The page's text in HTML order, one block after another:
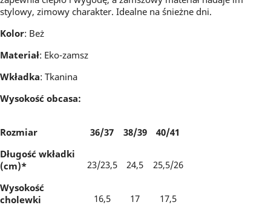
stylowy, zimowy charakter. Idealne na śnieżne dni.
Kolor: Beż
Materiał: Eko-zamsz
Wkładka: Tkanina
Wysokość obcasa:
Rozmiar 36/37 38/39
40/41
Długość wkładki
(cm)*
23/23,5 24,5
25,5/26
Wysokość
cholewki
16,5 17
17,5